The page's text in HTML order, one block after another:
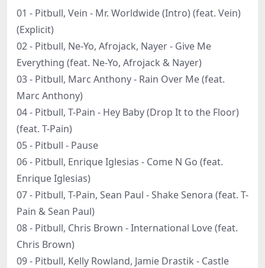
01 - Pitbull, Vein - Mr. Worldwide (Intro) (feat. Vein)
(Explicit)
02 - Pitbull, Ne-Yo, Afrojack, Nayer - Give Me
Everything (feat. Ne-Yo, Afrojack & Nayer)
03 - Pitbull, Marc Anthony - Rain Over Me (feat.
Marc Anthony)
04 - Pitbull, T-Pain - Hey Baby (Drop It to the Floor)
(feat. T-Pain)
05 - Pitbull - Pause
06 - Pitbull, Enrique Iglesias - Come N Go (feat.
Enrique Iglesias)
07 - Pitbull, T-Pain, Sean Paul - Shake Senora (feat. T-
Pain & Sean Paul)
08 - Pitbull, Chris Brown - International Love (feat.
Chris Brown)
09 - Pitbull, Kelly Rowland, Jamie Drastik - Castle